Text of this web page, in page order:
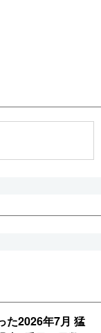
た2026年7月 猛